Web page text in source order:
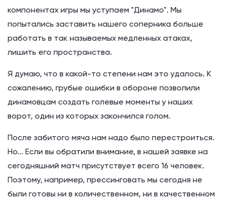
компонентах игры мы уступаем "Динамо". Мы
попытались заставить нашего соперника больше
работать в так называемых медленных атаках,
лишить его пространства.
Я думаю, что в какой-то степени нам это удалось. К
сожалению, грубые ошибки в обороне позволили
динамовцам создать голевые моменты у наших
ворот, один из которых закончился голом.
После забитого мяча нам надо было перестроиться.
Но... Если вы обратили внимание, в нашей заявке на
сегодняшний матч присутствует всего 16 человек.
Поэтому, например, прессинговать мы сегодня не
были готовы ни в количественном, ни в качественном